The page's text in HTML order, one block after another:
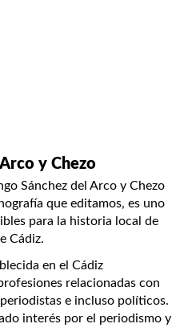
y Chezo
Sánchez del Arco y Chezo
que editamos, es uno
para la historia local de
Cádiz.
en el Cádiz
relacionadas con
e incluso políticos.
interés por el periodismo y